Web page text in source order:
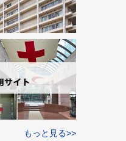
もっと見る>>